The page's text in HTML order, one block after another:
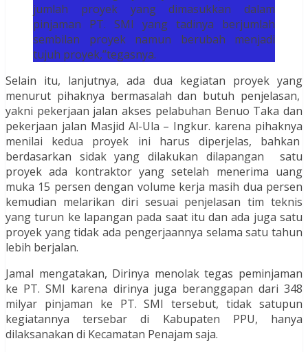
jumlah proyek yang dimasukkan dalam
pinjaman PT. SMI yang tadinya berjumlah
sembilan proyek namun berubah menjadi
tujuh proyek,”tegasnya.
Selain itu, lanjutnya, ada dua kegiatan proyek yang
menurut pihaknya bermasalah dan butuh penjelasan,
yakni pekerjaan jalan akses pelabuhan Benuo Taka dan
pekerjaan jalan Masjid Al-Ula – Ingkur. karena pihaknya
menilai kedua proyek ini harus diperjelas, bahkan
berdasarkan sidak yang dilakukan dilapangan satu
proyek ada kontraktor yang setelah menerima uang
muka 15 persen dengan volume kerja masih dua persen
kemudian melarikan diri sesuai penjelasan tim teknis
yang turun ke lapangan pada saat itu dan ada juga satu
proyek yang tidak ada pengerjaannya selama satu tahun
lebih berjalan.
Jamal mengatakan, Dirinya menolak tegas peminjaman
ke PT. SMI karena dirinya juga beranggapan dari 348
milyar pinjaman ke PT. SMI tersebut, tidak satupun
kegiatannya tersebar di Kabupaten PPU, hanya
dilaksanakan di Kecamatan Penajam saja.